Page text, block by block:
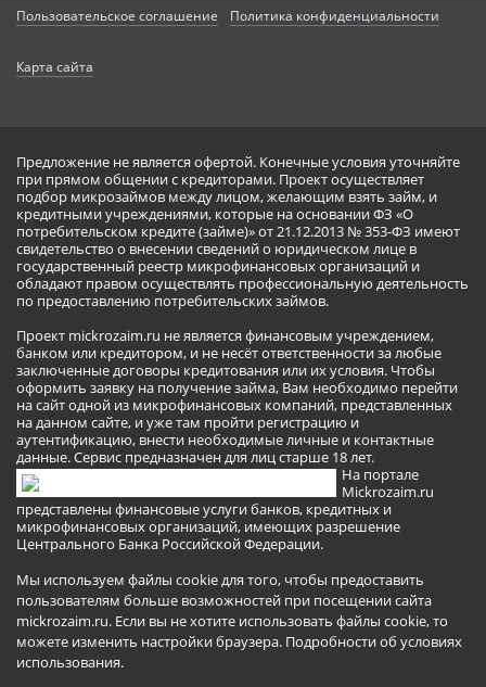
Пользовательское соглашение Политика конфиденциальности
Карта сайта
Предложение не является офертой. Конечные условия уточняйте
при прямом общении с кредиторами. Проект осуществляет
подбор микрозаймов между лицом, желающим взять займ, и
кредитными учреждениями, которые на основании ФЗ «О
потребительском кредите (займе)» от 21.12.2013 № 353-ФЗ имеют
свидетельство о внесении сведений о юридическом лице в
государственный реестр микрофинансовых организаций и
обладают правом осуществлять профессиональную деятельность
по предоставлению потребительских займов.
Проект mickrozaim.ru не является финансовым учреждением,
банком или кредитором, и не несёт ответственности за любые
заключенные договоры кредитования или их условия. Чтобы
оформить заявку на получение займа, Вам необходимо перейти
на сайт одной из микрофинансовых компаний, представленных
на данном сайте, и уже там пройти регистрацию и
аутентификацию, внести необходимые личные и контактные
данные. Сервис предназначен для лиц старше 18 лет.
На портале
Mickrozaim.ru
представлены финансовые услуги банков, кредитных и
микрофинансовых организаций, имеющих разрешение
Центрального Банка Российской Федерации.
Мы используем файлы cookie для того, чтобы предоставить
пользователям больше возможностей при посещении сайта
mickrozaim.ru. Если вы не хотите использовать файлы cookie, то
можете изменить настройки браузера. Подробности об условиях
использования.